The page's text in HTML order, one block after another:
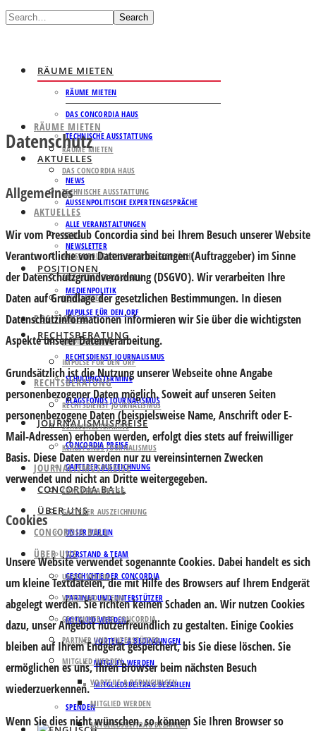
Search
RÄUME MIETEN
RÄUME MIETEN
DAS CONCORDIA HAUS
TECHNISCHE AUSSTATTUNG
AKTUELLES
NEWS
AUSSENPOLITISCHE EXPERTENGESPRÄCHE
ALLE VERANSTALTUNGEN
NEWSLETTER
POSITIONEN
MEDIENPOLITIK
IMPULSE FÜR DEN ORF
RECHTSBERATUNG
RECHTSDIENST JOURNALISMUS
SCHULUNGSTERMINE
KLAGSFONDS JOURNALISMUS
JOURNALISMUSPREISE
CONCORDIA PREISE
GATTERER AUSZEICHNUNG
CONCORDIA BALL
ÜBER UNS
UNSER VEREIN
VORSTAND & TEAM
GESCHICHTE DER CONCORDIA
PARTNER UND UNTERSTÜTZER
MITGLIED WERDEN
VORTEILE & BEDINGUNGEN
MITGLIED WERDEN
MITGLIEDSBEITRAG BEZAHLEN
SPENDEN
RÄUME MIETEN
RÄUME MIETEN
DAS CONCORDIA HAUS
TECHNISCHE AUSSTATTUNG
AKTUELLES
NEWS
AUSSENPOLITISCHE EXPERTENGESPRÄCHE
ALLE VERANSTALTUNGEN
NEWSLETTER
POSITIONEN
MEDIENPOLITIK
IMPULSE FÜR DEN ORF
RECHTSBERATUNG
RECHTSDIENST JOURNALISMUS
SCHULUNGSTERMINE
KLAGSFONDS JOURNALISMUS
JOURNALISMUSPREISE
CONCORDIA PREISE
GATTERER AUSZEICHNUNG
CONCORDIA BALL
ÜBER UNS
UNSER VEREIN
VORSTAND & TEAM
GESCHICHTE DER CONCORDIA
PARTNER UND UNTERSTÜTZER
MITGLIED WERDEN
VORTEILE & BEDINGUNGEN
MITGLIED WERDEN
MITGLIEDSBEITRAG BEZAHLEN
Datenschutz
Allgemeines
Wir vom Presseclub Concordia sind bei Ihrem Besuch unserer Website
Verantwortliche von Datenverarbeitungen (Auftraggeber) im Sinne
der Datenschutzgrundverordnung (DSGVO). Wir verarbeiten Ihre
Daten auf Grundlage der gesetzlichen Bestimmungen. In diesen
Datenschutzinformationen informieren wir Sie über die wichtigsten
Aspekte unserer Datenverarbeitung.
Grundsätzlich ist die Nutzung unserer Webseite ohne Angabe
personenbezogener Daten möglich. Soweit auf unseren Seiten
personenbezogene Daten (beispielsweise Name, Anschrift oder E-
Mail-Adressen) erhoben werden, erfolgt dies stets auf freiwilliger
Basis. Diese Daten werden nur zu vereinsinternen Zwecken
verwendet und nicht an Dritte weitergegeben.
Cookies
Unsere Website verwendet sogenannte Cookies. Dabei handelt es sich
um kleine Textdateien, die mit Hilfe des Browsers auf Ihrem Endgerät
abgelegt werden. Sie richten keinen Schaden an. Wir nutzen Cookies
dazu, unser Angebot nutzerfreundlich zu gestalten. Einige Cookies
bleiben auf Ihrem Endgerät gespeichert, bis Sie diese löschen. Sie
ermöglichen es uns, Ihren Browser beim nächsten Besuch
wiederzuerkennen.
Wenn Sie dies nicht wünschen, so können Sie Ihren Browser so